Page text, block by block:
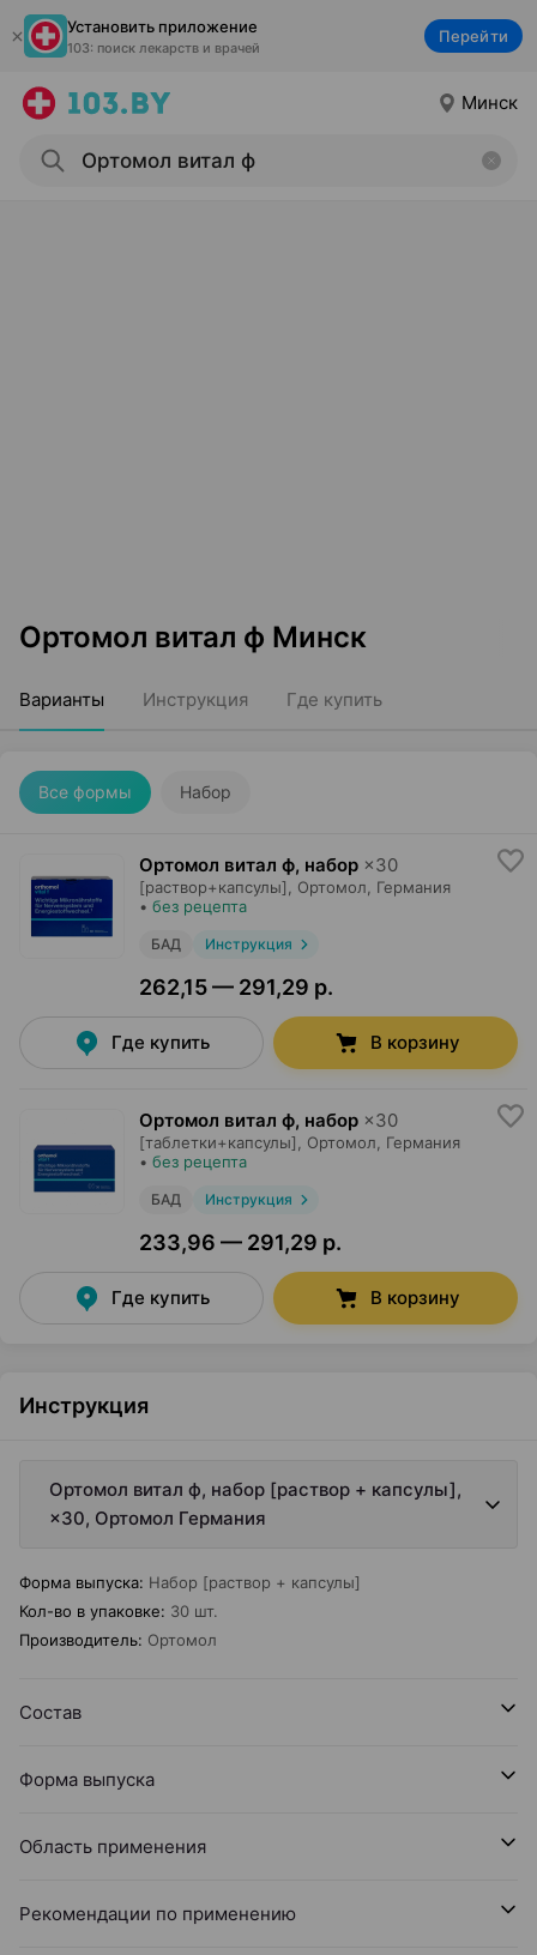
Установить приложение
103: поиск лекарств и врачей
Перейти
Минск
Ортомол витал ф Минск
Варианты Инструкция Где купить
Все формы Набор
Ортомол витал ф, набор ×30
[раствор+капсулы], Ортомол , Германия
• без рецепта
БАД Инструкция
262,15 — 291,29 р.
Где купить В корзину
Ортомол витал ф, набор ×30
[таблетки+капсулы], Ортомол , Германия
• без рецепта
БАД Инструкция
233,96 — 291,29 р.
Где купить В корзину
Инструкция
Ортомол витал ф, набор [раствор + капсулы],
×30, Ортомол Германия
Форма выпуска: Набор [раствор + капсулы]
Кол-во в упаковке: 30 шт.
Производитель: Ортомол
Состав
Форма выпуска
Область применения
Рекомендации по применению